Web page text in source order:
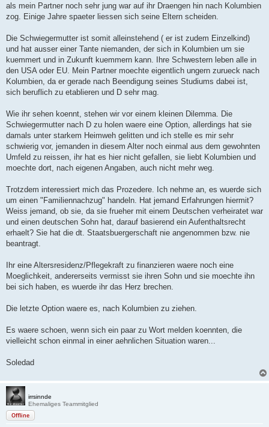
als mein Partner noch sehr jung war auf ihr Draengen hin nach Kolumbien
zog. Einige Jahre spaeter liessen sich seine Eltern scheiden.
Die Schwiegermutter ist somit alleinstehend ( er ist zudem Einzelkind)
und hat ausser einer Tante niemanden, der sich in Kolumbien um sie
kuemmert und in Zukunft kuemmern kann. Ihre Schwestern leben alle in
den USA oder EU. Mein Partner moechte eigentlich ungern zurueck nach
Kolumbien, da er gerade nach Beendigung seines Studiums dabei ist,
sich beruflich zu etablieren und D sehr mag.
Wie ihr sehen koennt, stehen wir vor einem kleinen Dilemma. Die
Schwiegermutter nach D zu holen waere eine Option, allerdings hat sie
damals unter starkem Heimweh gelitten und ich stelle es mir sehr
schwierig vor, jemanden in diesem Alter noch einmal aus dem gewohnten
Umfeld zu reissen, ihr hat es hier nicht gefallen, sie liebt Kolumbien und
moechte dort, nach eigenen Angaben, auch nicht mehr weg.
Trotzdem interessiert mich das Prozedere. Ich nehme an, es wuerde sich
um einen "Familiennachzug" handeln. Hat jemand Erfahrungen hiermit?
Weiss jemand, ob sie, da sie frueher mit einem Deutschen verheiratet war
und einen deutschen Sohn hat, darauf basierend ein Aufenthaltsrecht
erhaelt? Sie hat die dt. Staatsbuergerschaft nie angenommen bzw. nie
beantragt.
Ihr eine Altersresidenz/Pflegekraft zu finanzieren waere noch eine
Moeglichkeit, andererseits vermisst sie ihren Sohn und sie moechte ihn
bei sich haben, es wuerde ihr das Herz brechen.
Die letzte Option waere es, nach Kolumbien zu ziehen.
Es waere schoen, wenn sich ein paar zu Wort melden koennten, die
vielleicht schon einmal in einer aehnlichen Situation waren...
Soledad
irrsinnde
Ehemaliges Teammitglied
Offline